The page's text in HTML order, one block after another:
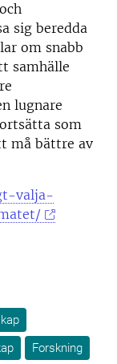
sig beredda
om snabb
samhälle
lugnare
som
må bättre av
valja-
Forskning